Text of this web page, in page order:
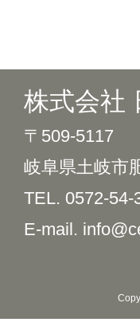
株式会社
〒509-5117
岐阜県土岐市
TEL. 0572-
E-mail.